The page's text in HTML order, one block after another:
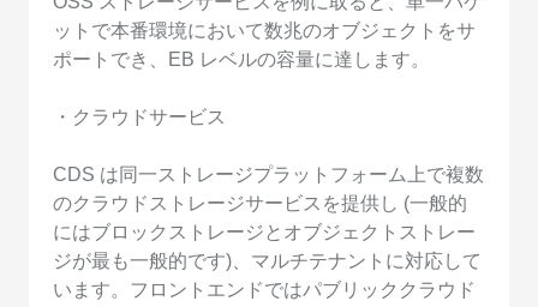
ットで本番環境において数兆のオブジェクトをサ
ポートでき、EB レベルの容量に達します。
・クラウドサービス
CDS は同一ストレージプラットフォーム上で複数
のクラウドストレージサービスを提供し (一般的
にはブロックストレージとオブジェクトストレー
ジが最も一般的です)、マルチテナントに対応して
います。フロントエンドではパブリッククラウド